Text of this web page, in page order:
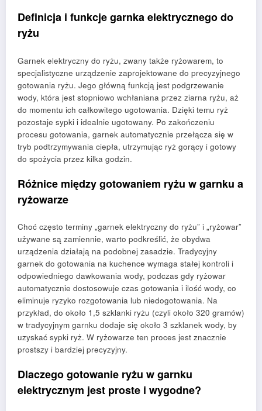
Definicja i funkcje garnka elektrycznego do
ryżu
Garnek elektryczny do ryżu, zwany także ryżowarem, to
specjalistyczne urządzenie zaprojektowane do precyzyjnego
gotowania ryżu. Jego główną funkcją jest podgrzewanie
wody, która jest stopniowo wchłaniana przez ziarna ryżu, aż
do momentu ich całkowitego ugotowania. Dzięki temu ryż
pozostaje sypki i idealnie ugotowany. Po zakończeniu
procesu gotowania, garnek automatycznie przełącza się w
tryb podtrzymywania ciepła, utrzymując ryż gorący i gotowy
do spożycia przez kilka godzin.
Różnice między gotowaniem ryżu w garnku a
ryżowarze
Choć często terminy „garnek elektryczny do ryżu” i „ryżowar”
używane są zamiennie, warto podkreślić, że obydwa
urządzenia działają na podobnej zasadzie. Tradycyjny
garnek do gotowania na kuchence wymaga stałej kontroli i
odpowiedniego dawkowania wody, podczas gdy ryżowar
automatycznie dostosowuje czas gotowania i ilość wody, co
eliminuje ryzyko rozgotowania lub niedogotowania. Na
przykład, do około 1,5 szklanki ryżu (czyli około 320 gramów)
w tradycyjnym garnku dodaje się około 3 szklanek wody, by
uzyskać sypki ryż. W ryżowarze ten proces jest znacznie
prostszy i bardziej precyzyjny.
Dlaczego gotowanie ryżu w garnku
elektrycznym jest proste i wygodne?